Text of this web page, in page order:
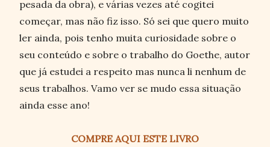
pesada da obra), e várias vezes até cogitei
começar, mas não fiz isso. Só sei que quero muito
ler ainda, pois tenho muita curiosidade sobre o
seu conteúdo e sobre o trabalho do Goethe, autor
que já estudei a respeito mas nunca li nenhum de
seus trabalhos. Vamo ver se mudo essa situação
ainda esse ano!
COMPRE AQUI ESTE LIVRO